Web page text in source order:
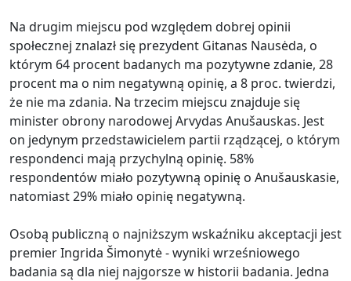
Na drugim miejscu pod względem dobrej opinii
społecznej znalazł się prezydent Gitanas Nausėda, o
którym 64 procent badanych ma pozytywne zdanie, 28
procent ma o nim negatywną opinię, a 8 proc. twierdzi,
że nie ma zdania. Na trzecim miejscu znajduje się
minister obrony narodowej Arvydas Anušauskas. Jest
on jedynym przedstawicielem partii rządzącej, o którym
respondenci mają przychylną opinię. 58%
respondentów miało pozytywną opinię o Anušauskasie,
natomiast 29% miało opinię negatywną.
Osobą publiczną o najniższym wskaźniku akceptacji jest
premier Ingrida Šimonytė - wyniki wrześniowego
badania są dla niej najgorsze w historii badania. Jedna